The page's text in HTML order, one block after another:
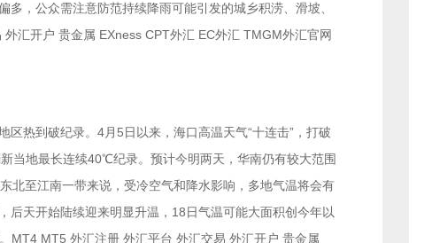
，公众需注意防范持续降雨可能引发的城乡积涝、滑坡、
汇开户 贵金属 EXness CPT外汇 EC外汇 TMGM外汇官网
热到破纪录。4月5日以来，海口高温天气“十连击”，打破
当地最长连续40℃纪录。预计今明两天，华南仍有较大范围
北至江南一带来说，受冷空气和降水影响，多地气温将会有
后天开始陆续迎来明显升温，18日气温可能大面积创今年以
MT4 MT5 外汇注册 外汇平台 外汇交易 外汇开户 贵金属